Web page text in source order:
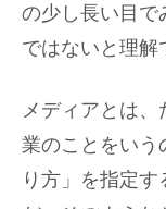
の少し長い目で
ではないと理解
メディアとは
業のことをいう
り方」を指定